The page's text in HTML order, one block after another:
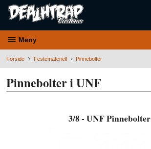
Meny
Forside Festemateriell Pinnebolter
Pinnebolter i UNF
3/8 - UNF Pinnebolter